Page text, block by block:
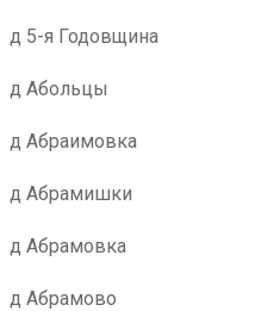
д 5-я Годовщина
д Абольцы
д Абраимовка
д Абрамишки
д Абрамовка
д Абрамово